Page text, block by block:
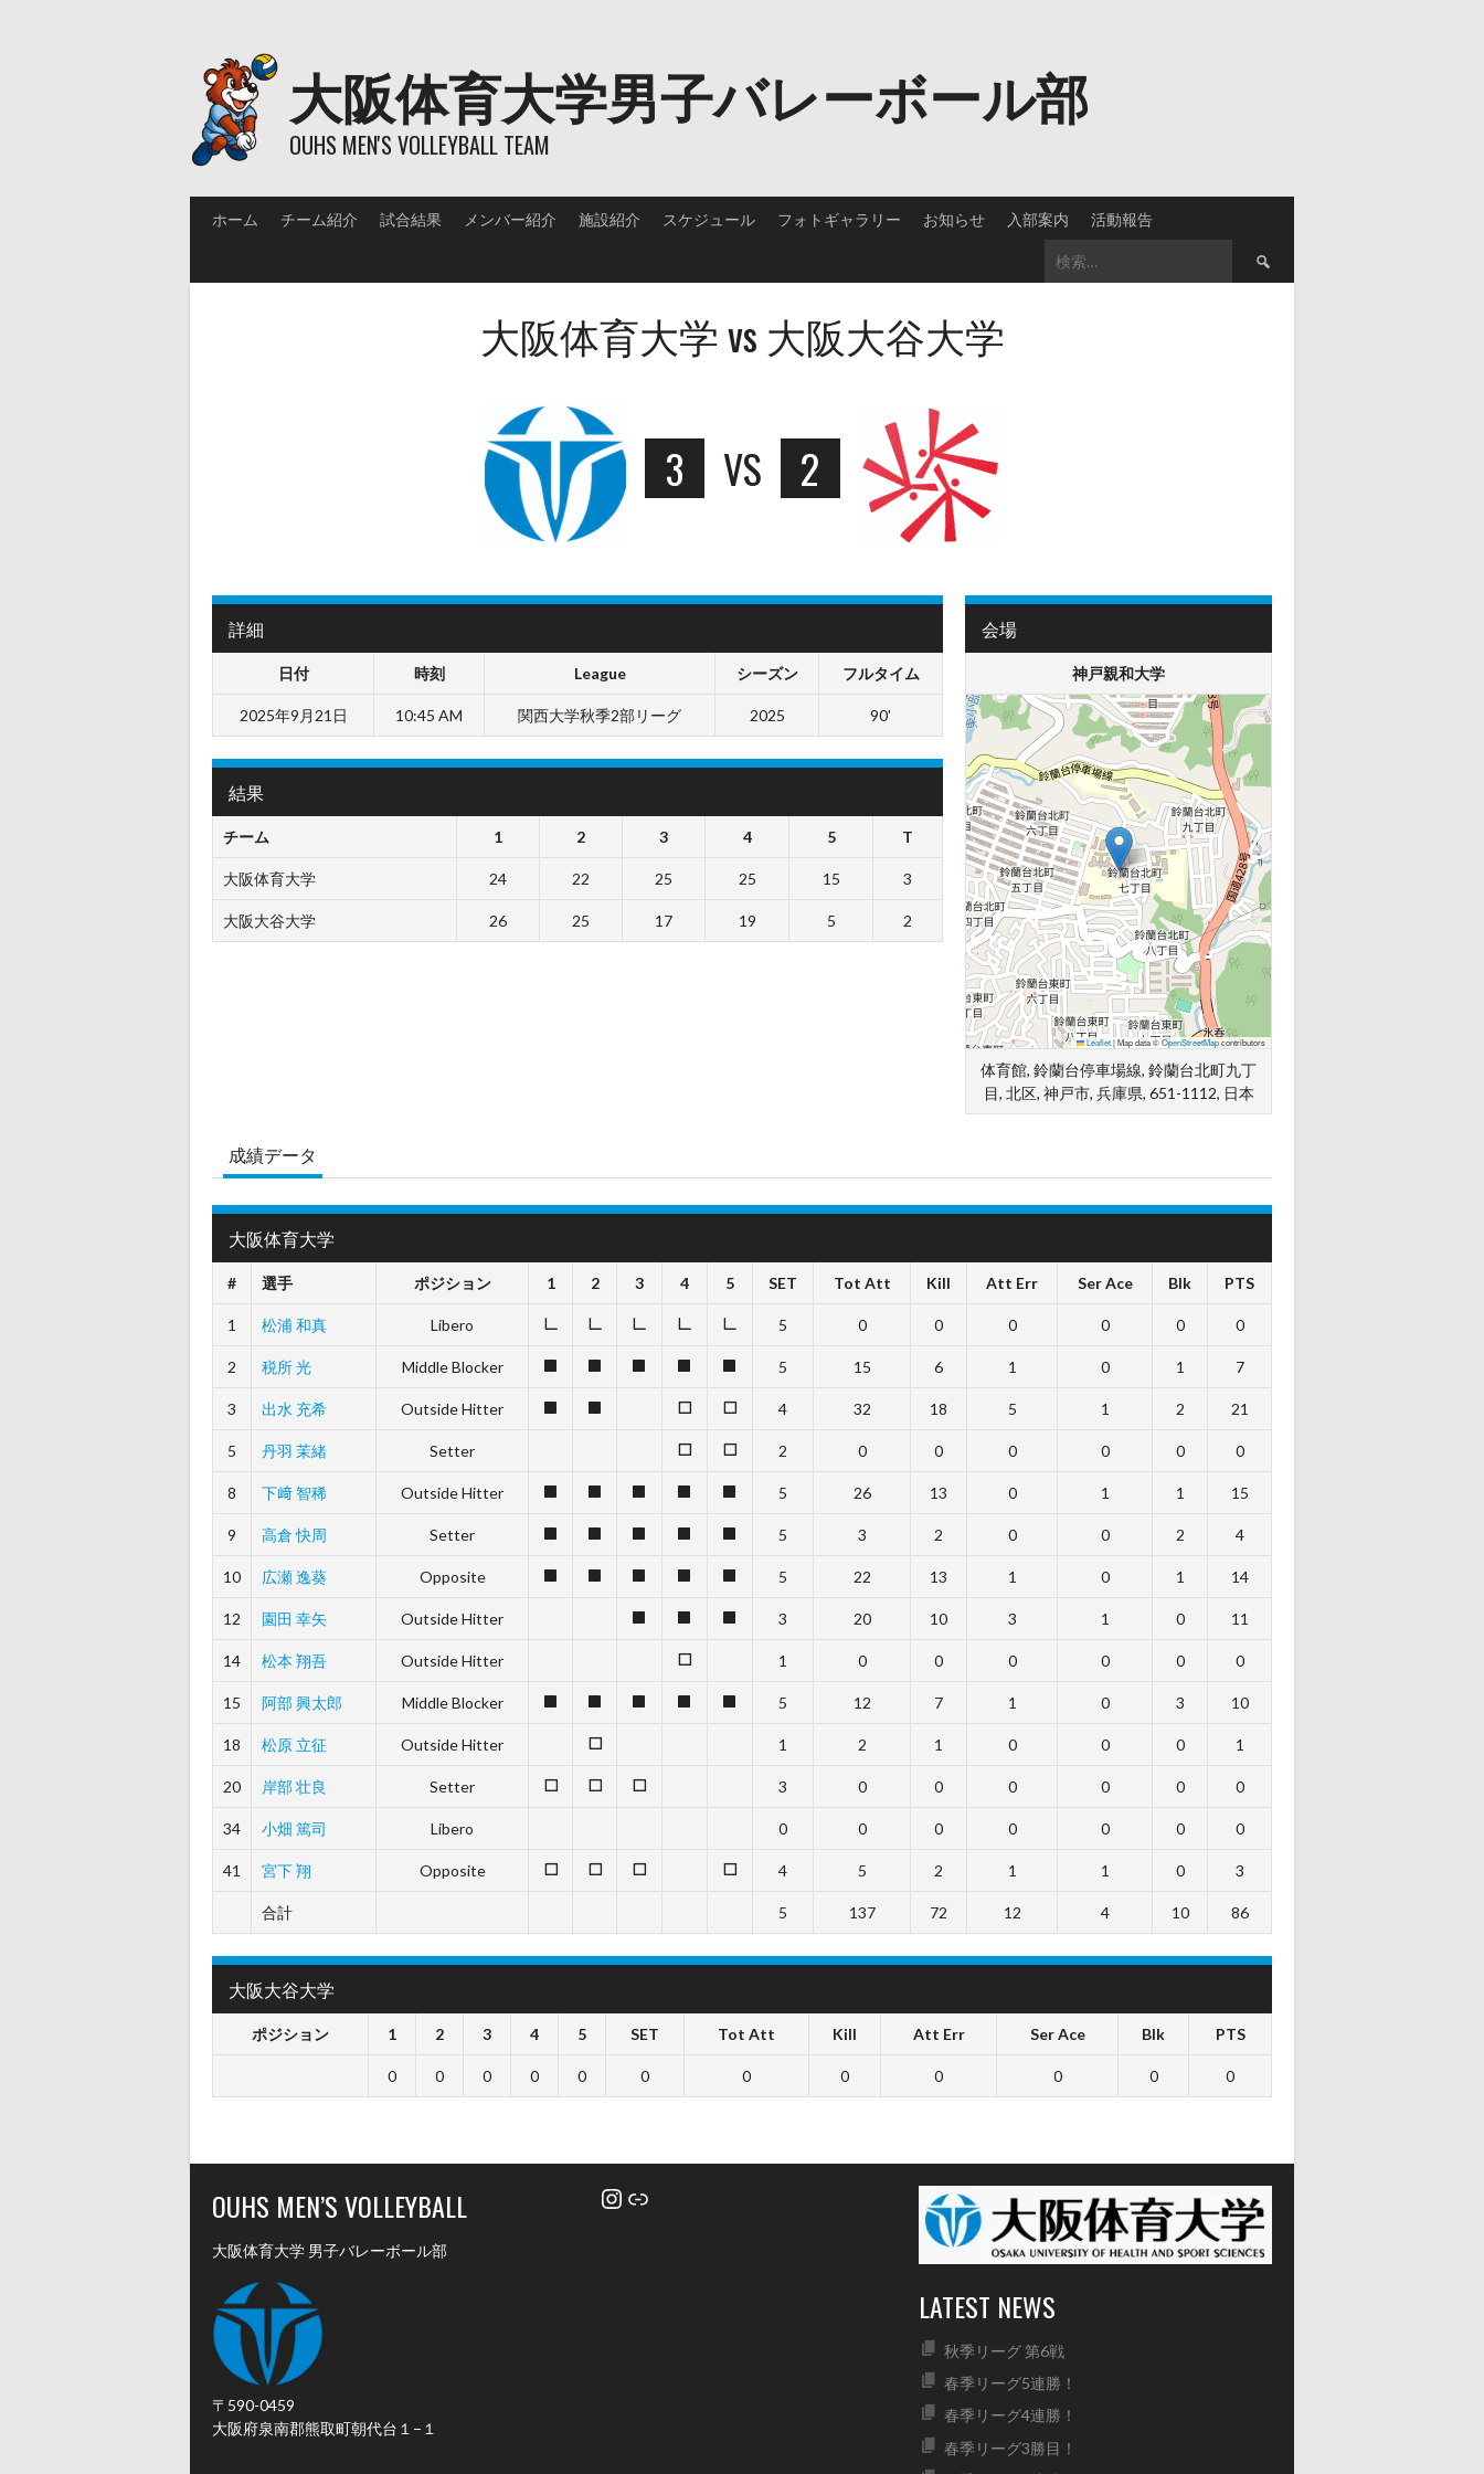
大阪体育大学男子バレーボール部
OUHS MEN'S VOLLEYBALL TEAM
ホーム チーム紹介 試合結果 メンバー紹介 施設紹介 スケジュール フォトギャラリー お知らせ 入部案内 活動報告
大阪体育大学 vs 大阪大谷大学
3 VS 2
詳細
日付 時刻 League シーズン フルタイム
2025年9月21日 10:45 AM 関西大学秋季2部リーグ 2025 90'
会場
神戸親和大学
Leaflet|Map data ©OpenStreetMapcontributors
体育館, 鈴蘭台停車場線, 鈴蘭台北町九丁
目, 北区, 神戸市, 兵庫県, 651-1112, 日本
結果
チーム 1 2 3 4 5 T
大阪体育大学 24 22 25 25 15 3
大阪大谷大学 26 25 17 19 5 2
成績データ
大阪体育大学
# 選手 ポジション 1 2 3 4 5 SET Tot Att Kill Att Err Ser Ace Blk PTS
1 松浦 和真 Libero L L L L L 5 0 0 0 0 0 0
2 税所 光 Middle Blocker 1 1 1 1 1 5 15 6 1 0 1 7
3 出水 充希 Outside Hitter 1 1 0 0 4 32 18 5 1 2 21
5 丹羽 茉緒 Setter 0 0 2 0 0 0 0 0 0
8 下﨑 智稀 Outside Hitter 1 1 1 1 1 5 26 13 0 1 1 15
9 高倉 快周 Setter 1 1 1 1 1 5 3 2 0 0 2 4
10 広瀬 逸葵 Opposite 1 1 1 1 1 5 22 13 1 0 1 14
12 園田 幸矢 Outside Hitter 1 1 1 3 20 10 3 1 0 11
14 松本 翔吾 Outside Hitter 0 1 0 0 0 0 0 0
15 阿部 興太郎 Middle Blocker 1 1 1 1 1 5 12 7 1 0 3 10
18 松原 立征 Outside Hitter 0 1 2 1 0 0 0 1
20 岸部 壮良 Setter 0 0 0 3 0 0 0 0 0 0
34 小畑 篤司 Libero 0 0 0 0 0 0 0
41 宮下 翔 Opposite 0 0 0 0 4 5 2 1 1 0 3
合計 5 137 72 12 4 10 86
大阪大谷大学
ポジション 1 2 3 4 5 SET Tot Att Kill Att Err Ser Ace Blk PTS
0 0 0 0 0 0 0 0 0 0 0 0
OUHS MEN’S VOLLEYBALL
大阪体育大学 男子バレーボール部
〒590-0459
大阪府泉南郡熊取町朝代台１−１
Instagram
リンク
LATEST NEWS
秋季リーグ 第6戦
春季リーグ5連勝！
春季リーグ4連勝！
春季リーグ3勝目！